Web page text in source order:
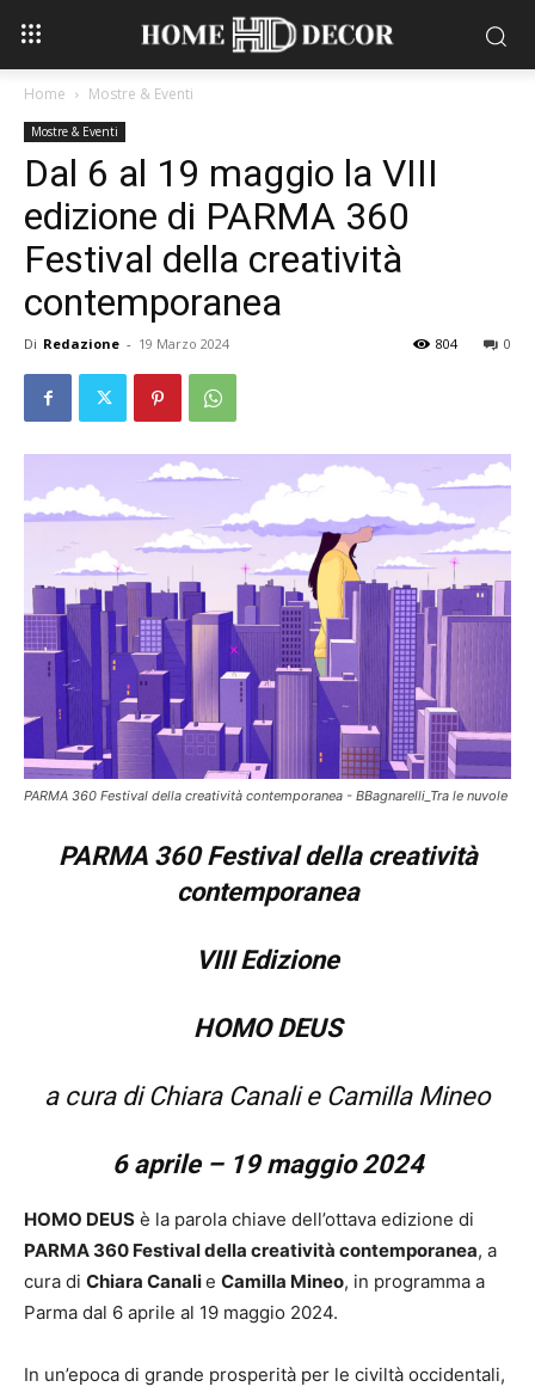
Home Mostre & Eventi
Mostre & Eventi
Dal 6 al 19 maggio la VIII
edizione di PARMA 360
Festival della creatività
contemporanea
Di Redazione - 19 Marzo 2024 0
804
PARMA 360 Festival della creatività contemporanea - BBagnarelli_Tra le nuvole
PARMA 360 Festival della creatività
contemporanea
VIII Edizione
HOMO DEUS
a cura di Chiara Canali e Camilla Mineo
6 aprile – 19 maggio 2024
HOMO DEUS è la parola chiave dell’ottava edizione di
PARMA 360 Festival della creatività contemporanea, a
cura di Chiara Canalie Camilla Mineo, in programma a
Parma dal 6 aprile al 19 maggio 2024.
In un’epoca di grande prosperità per le civiltà occidentali,